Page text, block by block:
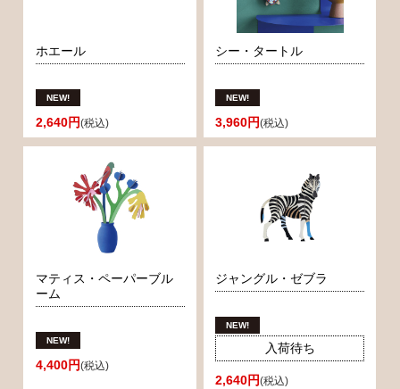
ホエール
2,640円(税込)
シー・タートル
3,960円(税込)
マティス・ペーパーブル
ーム
4,400円(税込)
ジャングル・ゼブラ
入荷待ち
2,640円(税込)